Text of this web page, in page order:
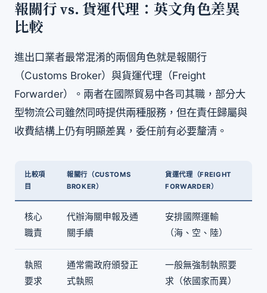
報關行 vs. 貨運代理：英文角色差異
比較
進出口業者最常混淆的兩個角色就是報關行
（Customs Broker）與貨運代理（Freight
Forwarder）。兩者在國際貿易中各司其職，部分大
型物流公司雖然同時提供兩種服務，但在責任歸屬與
收費結構上仍有明顯差異，委任前有必要釐清。
比較項
目
報關行（CUSTOMS
BROKER）
貨運代理（FREIGHT
FORWARDER）
核心
職責
代辦海關申報及通
關手續
安排國際運輸
（海、空、陸）
執照
要求
通常需政府頒發正
式執照
一般無強制執照要
求（依國家而異）